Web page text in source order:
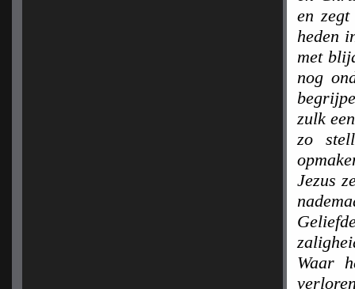
en
heden
met
nog
zulk
zo
Jezus
Waar